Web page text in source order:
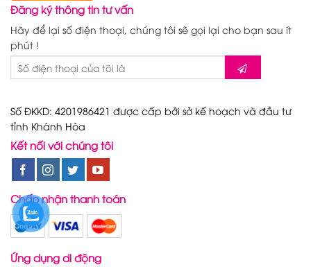
Đăng ký thông tin tư vấn
Hãy để lại số điện thoại, chúng tôi sẽ gọi lại cho bạn sau ít
phút !
Số ĐKKD: 4201986421 được cấp bởi sở kế hoạch và đầu tư
tỉnh Khánh Hòa
Kết nối với chúng tôi
Chấp nhận thanh toán
Ứng dụng di động